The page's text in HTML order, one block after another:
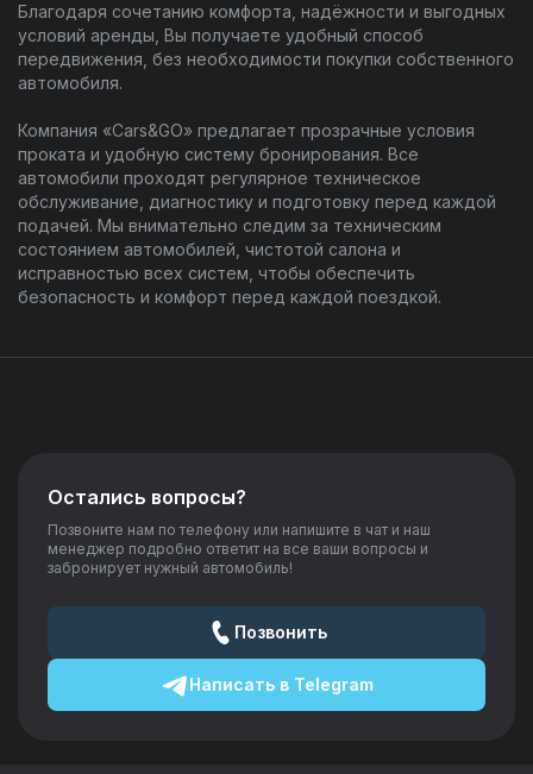
Благодаря сочетанию комфорта, надёжности и выгодных
условий аренды, Вы получаете удобный способ
передвижения, без необходимости покупки собственного
автомобиля.
Компания «Cars&GO» предлагает прозрачные условия
проката и удобную систему бронирования. Все
автомобили проходят регулярное техническое
обслуживание, диагностику и подготовку перед каждой
подачей. Мы внимательно следим за техническим
состоянием автомобилей, чистотой салона и
исправностью всех систем, чтобы обеспечить
безопасность и комфорт перед каждой поездкой.
Остались вопросы?
Позвоните нам по телефону или напишите в чат и наш
менеджер подробно ответит на все ваши вопросы и
забронирует нужный автомобиль!
Позвонить
Написать вTelegram